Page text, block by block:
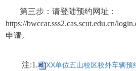
第三步：请登陆预约网址：
https://bwccar.sss2.cas.scut.edu.cn/
申请。
注:1. XX单位五山校区校外车辆预